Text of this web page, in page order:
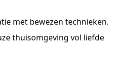
met bewezen technieken.
thuisomgeving vol liefde